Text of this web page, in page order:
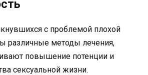
с проблемой плохой
различные методы лечения,
повышение потенции и
сексуальной жизни.